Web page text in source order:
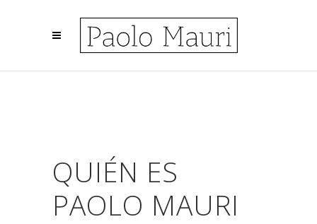
QUIÉN ES
PAOLO MAURI